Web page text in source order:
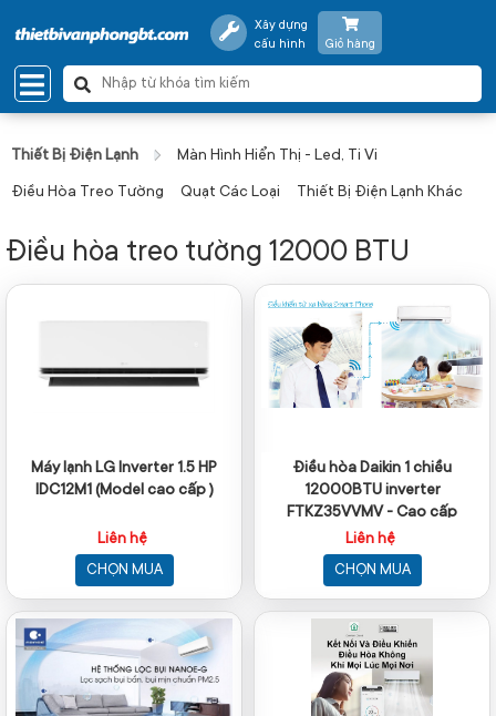
Xây dựng
cấu hình
Giỏ hàng
Thiết Bị Điện Lạnh Màn Hình Hiển Thị - Led, Ti Vi
Điều Hòa Treo Tường Quạt Các Loại Thiết Bị Điện Lạnh Khác
Điều hòa treo tường 12000 BTU
Máy lạnh LG Inverter 1.5 HP
IDC12M1 (Model cao cấp )
Liên hệ
CHỌN MUA
Điều hòa Daikin 1 chiều
12000BTU inverter
FTKZ35VVMV - Cao cấp
Liên hệ
CHỌN MUA